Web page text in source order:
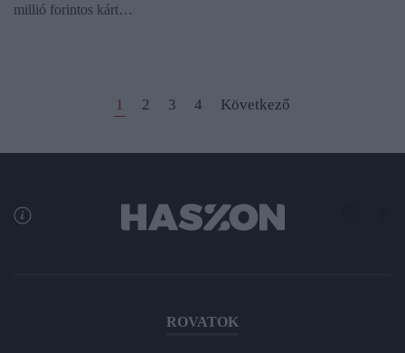
millió forintos kárt…
1 2 3 4 Következő
ROVATOK